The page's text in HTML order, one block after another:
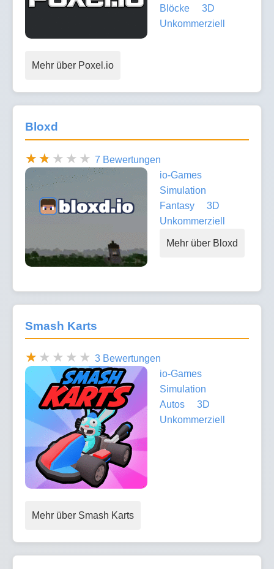
Blöcke
3D
Unkommerziell
Mehr über Poxel.io
Bloxd
7 Bewertungen
io-Games
Simulation
Fantasy
3D
Unkommerziell
Mehr über Bloxd
Smash Karts
3 Bewertungen
io-Games
Simulation
Autos
3D
Unkommerziell
Mehr über Smash Karts